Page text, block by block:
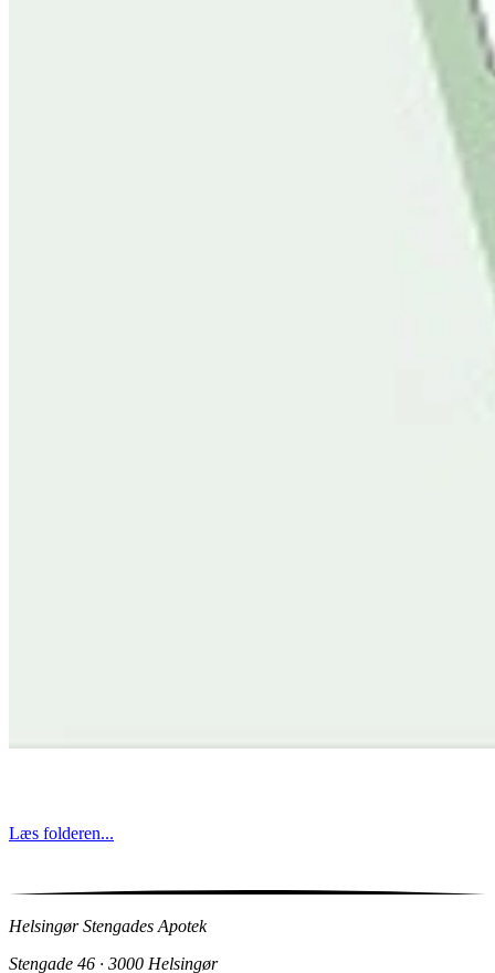
Læs folderen...
Helsingør Stengades Apotek
Stengade 46 · 3000 Helsingør